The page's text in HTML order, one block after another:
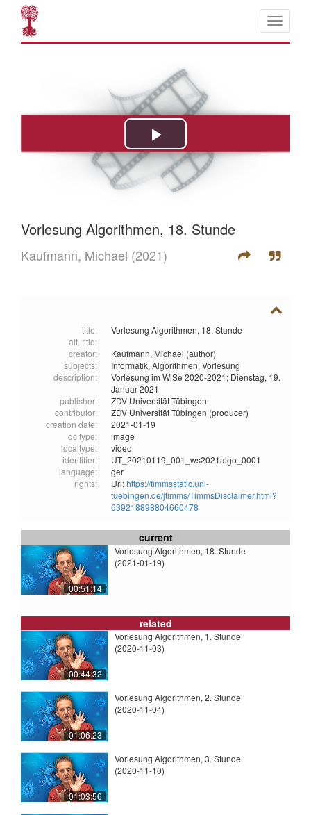
Vorlesung Algorithmen, 18. Stunde
Kaufmann, Michael (2021)
title:
Vorlesung Algorithmen, 18. Stunde
alt. title:
creator:
Kaufmann, Michael (author)
subjects:
Informatik, Algorithmen, Vorlesung
description:
Vorlesung im WiSe 2020-2021; Dienstag, 19.
Januar 2021
publisher:
ZDV Universität Tübingen
contributor:
ZDV Universität Tübingen (producer)
creation date:
2021-01-19
dc type:
image
localtype:
video
identifier:
UT_20210119_001_ws2021algo_0001
language:
ger
rights:
Url:https://timmsstatic.uni-
tuebingen.de/jtimms/TimmsDisclaimer.html?
639218898804660478
current
00:51:14
Vorlesung Algorithmen, 18. Stunde
(2021-01-19)
related
00:44:32
Vorlesung Algorithmen, 1. Stunde
(2020-11-03)
01:06:23
Vorlesung Algorithmen, 2. Stunde
(2020-11-04)
01:03:56
Vorlesung Algorithmen, 3. Stunde
(2020-11-10)